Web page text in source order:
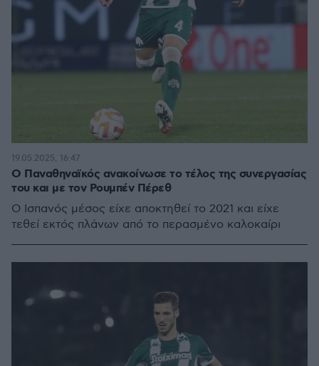
Ο Παναθηναϊκός ανακοίνωσε το τέλος της συνεργασίας
του και με τον Ρουμπέν Πέρεθ
Ο Ισπανός μέσος είχε αποκτηθεί το 2021 και είχε
τεθεί εκτός πλάνων από το περασμένο καλοκαίρι
19.05.2025, 16:47